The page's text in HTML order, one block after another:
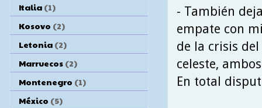
- También
empate con
de la crisis
celeste,
En total
Italia (1)
Kosovo (2)
Letonia (2)
Marruecos (2)
Montenegro (1)
México (5)